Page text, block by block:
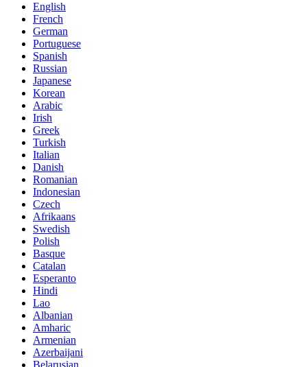
English
French
German
Portuguese
Spanish
Russian
Japanese
Korean
Arabic
Irish
Greek
Turkish
Italian
Danish
Romanian
Indonesian
Czech
Afrikaans
Swedish
Polish
Basque
Catalan
Esperanto
Hindi
Lao
Albanian
Amharic
Armenian
Azerbaijani